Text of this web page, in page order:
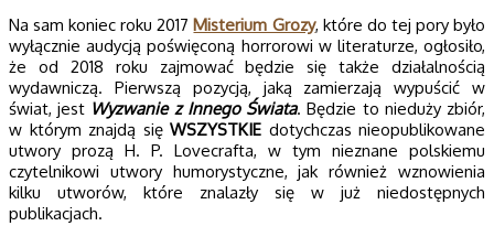
Na sam koniec roku 2017 Misterium Grozy, które do tej pory było
wyłącznie audycją poświęconą horrorowi w literaturze, ogłosiło,
że od 2018 roku zajmować będzie się także działalnością
wydawniczą. Pierwszą pozycją, jaką zamierzają wypuścić w
świat, jest Wyzwanie z Innego Świata. Będzie to nieduży zbiór,
w którym znajdą się WSZYSTKIE dotychczas nieopublikowane
utwory prozą H. P. Lovecrafta, w tym nieznane polskiemu
czytelnikowi utwory humorystyczne, jak również wznowienia
kilku utworów, które znalazły się w już niedostępnych
publikacjach.